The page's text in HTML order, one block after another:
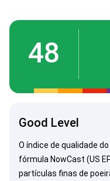
48
Good Level
O índice de qualidade
fórmula NowCast (US
partículas finas de